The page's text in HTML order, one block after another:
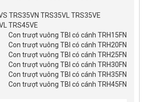
TRS35VN TRS35VL TRS35VE
TRS45VE
Con trượt vuông TBI có cánh TRH15FN
Con trượt vuông TBI có cánh TRH20FN
Con trượt vuông TBI có cánh TRH25FN
Con trượt vuông TBI có cánh TRH30FN
Con trượt vuông TBI có cánh TRH35FN
Con trượt vuông TBI có cánh TRH45FN